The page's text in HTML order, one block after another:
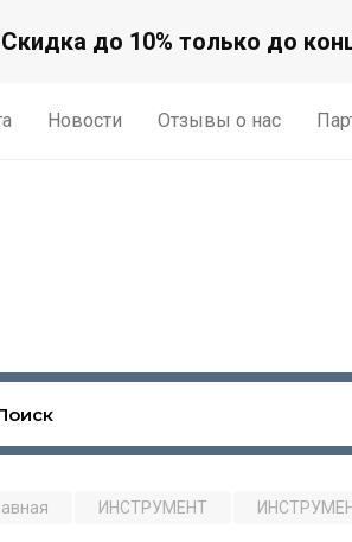
Скидка до 10% только до
Новости Отзывы о нас
ИНСТРУМЕНТ